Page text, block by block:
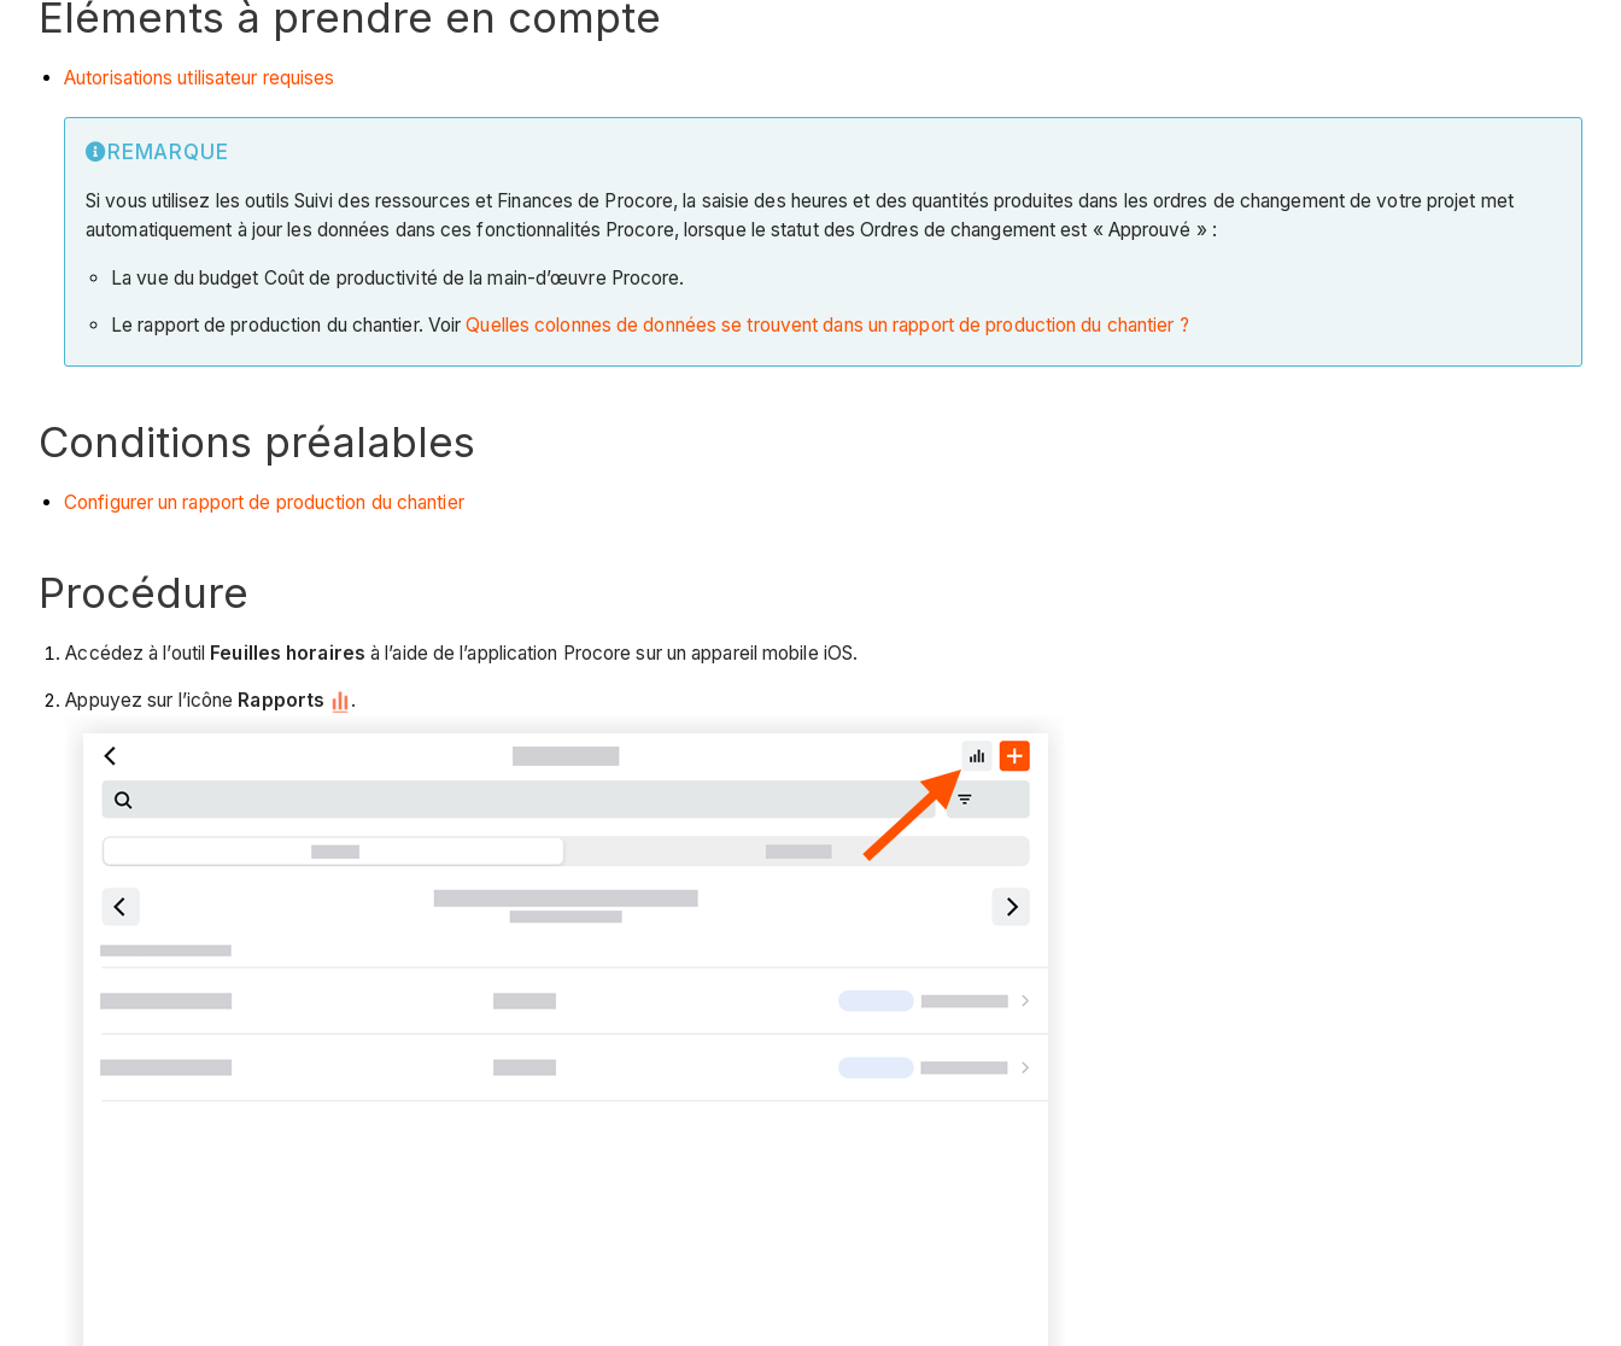
Éléments à prendre en compte
Autorisations utilisateur requises
REMARQUE
Si vous utilisez les outils Suivi des ressources et Finances de Procore, la saisie des heures et des quantités produites dans les ordres de changement de votre projet met
automatiquement à jour les données dans ces fonctionnalités Procore, lorsque le statut des Ordres de changement est « Approuvé » :
La vue du budget Coût de productivité de la main-d’œuvre Procore.
Le rapport de production du chantier. VoirQuelles colonnes de données se trouvent dans un rapport de production du chantier ?
Conditions préalables
Configurer un rapport de production du chantier
Procédure
Accédez à l’outil Feuilles horaires à l’aide de l’application Procore sur un appareil mobile iOS.
Appuyez sur l’icône Rapports .